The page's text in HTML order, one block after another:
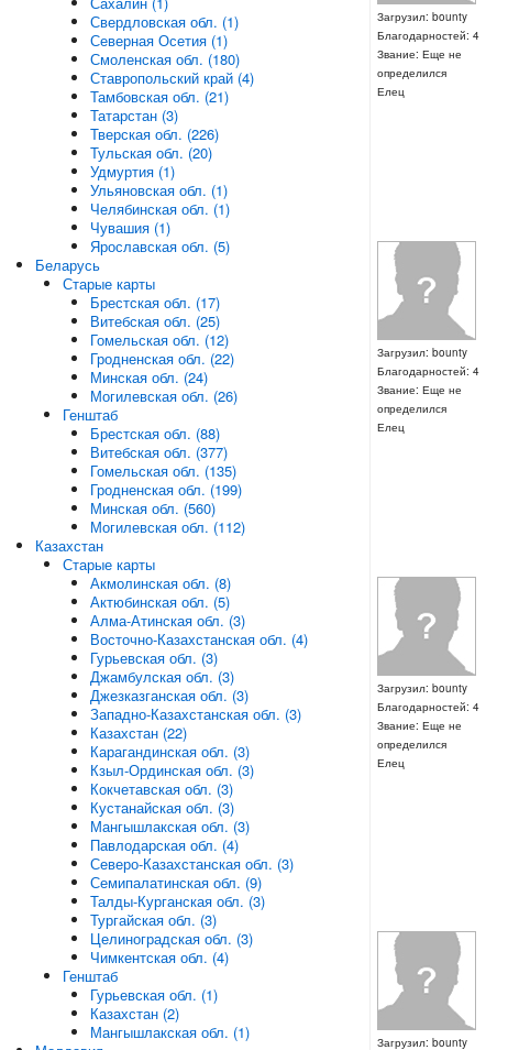
Загрузил: bounty
Благодарностей: 4
Звание: Еще не
определился
Елец
Загрузил: bounty
Благодарностей: 4
Звание: Еще не
определился
Елец
Загрузил: bounty
Благодарностей: 4
Звание: Еще не
определился
Елец
Загрузил: bounty
Свердловская обл. (1)
Северная Осетия (1)
Смоленская обл. (180)
Ставропольский край (4)
Тамбовская обл. (21)
Татарстан (3)
Тверская обл. (226)
Тульская обл. (20)
Удмуртия (1)
Ульяновская обл. (1)
Челябинская обл. (1)
Чувашия (1)
Ярославская обл. (5)
Беларусь
Старые карты
Брестская обл. (17)
Витебская обл. (25)
Гомельская обл. (12)
Гродненская обл. (22)
Минская обл. (24)
Могилевская обл. (26)
Генштаб
Брестская обл. (88)
Витебская обл. (377)
Гомельская обл. (135)
Гродненская обл. (199)
Минская обл. (560)
Могилевская обл. (112)
Казахстан
Старые карты
Акмолинская обл. (8)
Актюбинская обл. (5)
Алма-Атинская обл. (3)
Восточно-Казахстанская обл. (4)
Гурьевская обл. (3)
Джамбулская обл. (3)
Джезказганская обл. (3)
Западно-Казахстанская обл. (3)
Казахстан (22)
Карагандинская обл. (3)
Кзыл-Ординская обл. (3)
Кокчетавская обл. (3)
Кустанайская обл. (3)
Мангышлакская обл. (3)
Павлодарская обл. (4)
Северо-Казахстанская обл. (3)
Семипалатинская обл. (9)
Талды-Курганская обл. (3)
Тургайская обл. (3)
Целиноградская обл. (3)
Чимкентская обл. (4)
Генштаб
Гурьевская обл. (1)
Казахстан (2)
Мангышлакская обл. (1)